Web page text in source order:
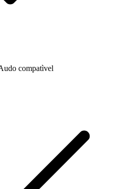
compatìvel